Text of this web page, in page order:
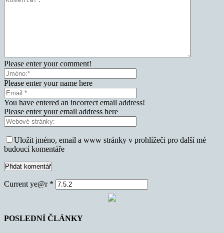
Please enter your comment!
Please enter your name here
You have entered an incorrect email address!
Please enter your email address here
Uložit jméno, email a www stránky v prohlížeči pro další mé
budoucí komentáře
Current ye@r *
POSLEDNÍ ČLÁNKY